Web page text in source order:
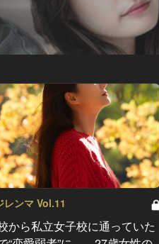
レンマ Vol.11
から私立女子校に通っていた